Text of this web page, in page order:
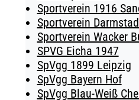
Sportverein 1916
Sportverein
Sportverein Wacker
SPVG Eicha 1947
SpVgg 1899 Leipzig
SpVgg Bayern Hof
SpVgg Blau-Weiß